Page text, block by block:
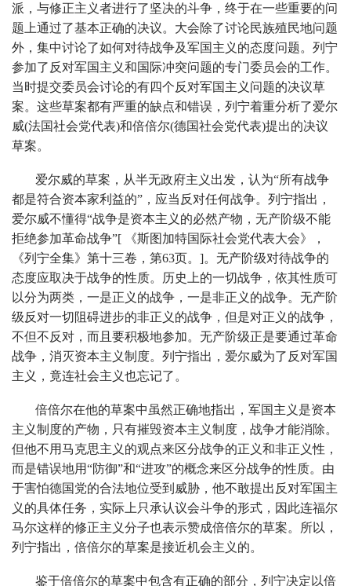
派，与修正主义者进行了坚决的斗争，终于在一些重要的问
题上通过了基本正确的决议。大会除了讨论民族殖民地问题
外，集中讨论了如何对待战争及军国主义的态度问题。列宁
参加了反对军国主义和国际冲突问题的专门委员会的工作。
当时提交委员会讨论的有四个反对军国主义问题的决议草
案。这些草案都有严重的缺点和错误，列宁着重分析了爱尔
威(法国社会党代表)和倍倍尔(德国社会党代表)提出的决议
草案。
爱尔威的草案，从半无政府主义出发，认为“所有战争
都是符合资本家利益的”，应当反对任何战争。列宁指出，
爱尔威不懂得“战争是资本主义的必然产物，无产阶级不能
拒绝参加革命战争”[ 《斯图加特国际社会党代表大会》，
《列宁全集》第十三卷，第63页。]。无产阶级对待战争的
态度应取决于战争的性质。历史上的一切战争，依其性质可
以分为两类，一是正义的战争，一是非正义的战争。无产阶
级反对一切阻碍进步的非正义的战争，但是对正义的战争，
不但不反对，而且要积极地参加。无产阶级正是要通过革命
战争，消灭资本主义制度。列宁指出，爱尔威为了反对军国
主义，竟连社会主义也忘记了。
倍倍尔在他的草案中虽然正确地指出，军国主义是资本
主义制度的产物，只有摧毁资本主义制度，战争才能消除。
但他不用马克思主义的观点来区分战争的正义和非正义性，
而是错误地用“防御”和“进攻”的概念来区分战争的性质。由
于害怕德国党的合法地位受到威胁，他不敢提出反对军国主
义的具体任务，实际上只承认议会斗争的形式，因此连福尔
马尔这样的修正主义分子也表示赞成倍倍尔的草案。所以，
列宁指出，倍倍尔的草案是接近机会主义的。
鉴于倍倍尔的草案中包含有正确的部分，列宁决定以倍